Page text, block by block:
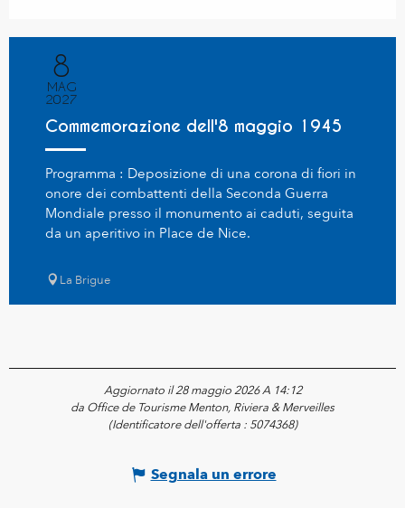
8
MAG
2027
Commemorazione dell'8 maggio 1945
Programma : Deposizione di una corona di fiori in
onore dei combattenti della Seconda Guerra
Mondiale presso il monumento ai caduti, seguita
da un aperitivo in Place de Nice.
La Brigue
Aggiornato il 28 maggio 2026 A 14:12
da Office de Tourisme Menton, Riviera & Merveilles
(Identificatore dell'offerta : 5074368)
Segnala un errore